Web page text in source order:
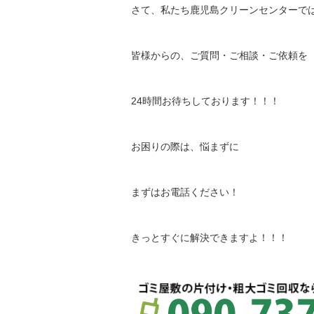
さて、私たち鹿児島クリーンセンターで
皆様からの、ご質問・ご相談・ご依頼を
24時間お待ちしております！！！
お困りの際は、悩まずに
まずはお電話ください！
きっとすぐに解決できますよ！！！